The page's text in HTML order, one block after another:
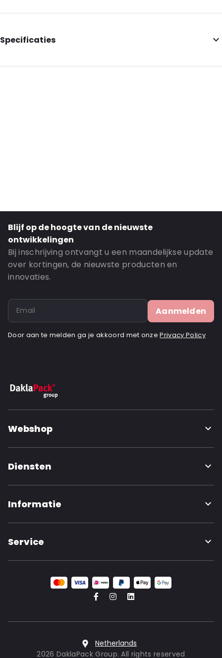
Specificaties
Primary Color: Black
Blijf op de hoogte van de nieuwste
ontwikkelingen
Bij inschrijving ontvangt u een maandelijkse update
over kortingen, de nieuwste producten en
innovaties.
Aanmelden
Door aan te melden ga je akkoord met onzePrivacy Policy
Webshop
Diensten
Informatie
Service
Netherlands
2026 DaklaPack Group. All rights reserved